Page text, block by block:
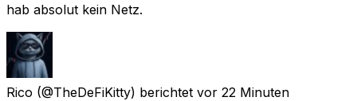
hab absolut kein Netz.
Rico (@TheDeFiKitty) berichtet vor 22 Minuten